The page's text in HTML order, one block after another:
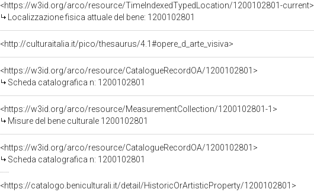
<https://w3id.org/arco/resource/TimeIndexedTypedLocation/1200102801-current>
Localizzazione fisica attuale del bene: 1200102801
<http://culturaitalia.it/pico/thesaurus/4.1#opere_d_arte_visiva>
<https://w3id.org/arco/resource/CatalogueRecordOA/1200102801>
Scheda catalografica n: 1200102801
<https://w3id.org/arco/resource/MeasurementCollection/1200102801-1>
Misure del bene culturale 1200102801
<https://w3id.org/arco/resource/CatalogueRecordOA/1200102801>
Scheda catalografica n: 1200102801
<https://catalogo.beniculturali.it/detail/HistoricOrArtisticProperty/1200102801>